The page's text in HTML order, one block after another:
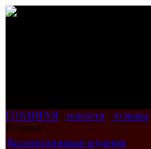
ГЛАВНАЯ | новости | отзывы
Каталог
Коллекционные издания